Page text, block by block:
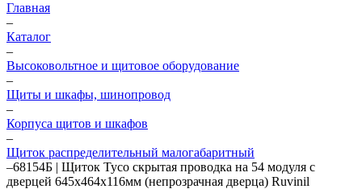
Главная
–
Каталог
–
Высоковольтное и щитовое оборудование
–
Щиты и шкафы, шинопровод
–
Корпуса щитов и шкафов
–
Щиток распределительный малогабаритный
–68154Б | Щиток Тусо скрытая проводка на 54 модуля с
дверцей 645х464х116мм (непрозрачная дверца) Ruvinil